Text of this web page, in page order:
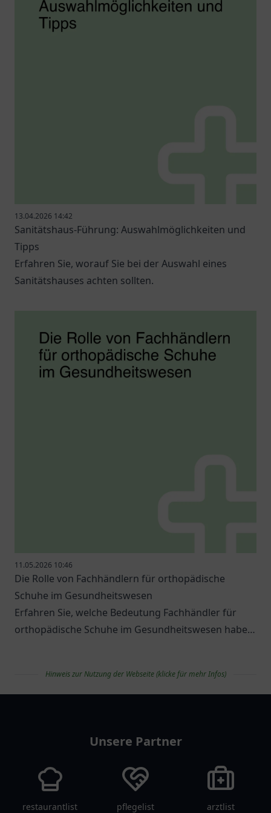
13.04.2026 14:42
Sanitätshaus-Führung: Auswahlmöglichkeiten und
Tipps
Erfahren Sie, worauf Sie bei der Auswahl eines
Sanitätshauses achten sollten.
11.05.2026 10:46
Die Rolle von Fachhändlern für orthopädische
Schuhe im Gesundheitswesen
Erfahren Sie, welche Bedeutung Fachhändler für
orthopädische Schuhe im Gesundheitswesen haben
Hinweis zur Nutzung der Webseite (klicke für mehr Infos)
Unsere Partner
restaurantlist pflegelist arztlist